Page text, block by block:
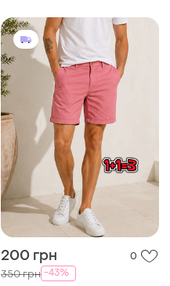
200 грн 0
350 грн -43%